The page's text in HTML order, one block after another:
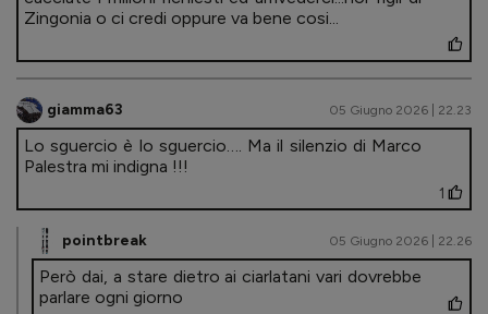
Zingonia o ci credi oppure va bene cosi...
giamma63 05 Giugno 2026 | 22.23
Lo sguercio è lo sguercio…. Ma il silenzio di Marco
Palestra mi indigna !!!
1
pointbreak 05 Giugno 2026 | 22.26
Però dai, a stare dietro ai ciarlatani vari dovrebbe
parlare ogni giorno